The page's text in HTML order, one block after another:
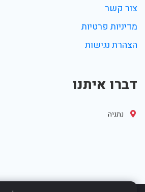
צור קשר
מדיניות פרטיות
הצהרת נגישות
דברו איתנו
נתניה